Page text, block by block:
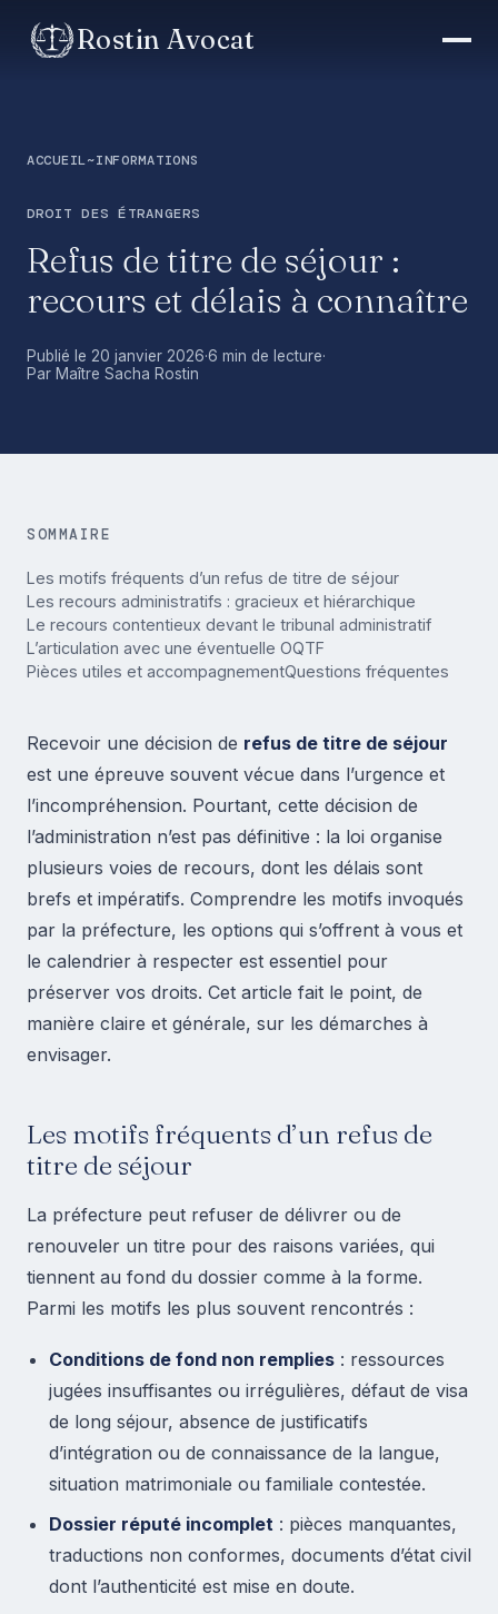
Rostin Avocat
ACCUEIL~INFORMATIONS
DROIT DES ÉTRANGERS
Refus de titre de séjour :
recours et délais à connaître
Publié le 20 janvier 2026·6 min de lecture·
Par Maître Sacha Rostin
SOMMAIRE
Les motifs fréquents d’un refus de titre de séjour
Les recours administratifs : gracieux et hiérarchique
Le recours contentieux devant le tribunal administratif
L’articulation avec une éventuelle OQTF
Pièces utiles et accompagnementQuestions fréquentes
Recevoir une décision de refus de titre de séjour
est une épreuve souvent vécue dans l’urgence et
l’incompréhension. Pourtant, cette décision de
l’administration n’est pas définitive : la loi organise
plusieurs voies de recours, dont les délais sont
brefs et impératifs. Comprendre les motifs invoqués
par la préfecture, les options qui s’offrent à vous et
le calendrier à respecter est essentiel pour
préserver vos droits. Cet article fait le point, de
manière claire et générale, sur les démarches à
envisager.
Les motifs fréquents d’un refus de
titre de séjour
La préfecture peut refuser de délivrer ou de
renouveler un titre pour des raisons variées, qui
tiennent au fond du dossier comme à la forme.
Parmi les motifs les plus souvent rencontrés :
Conditions de fond non remplies : ressources
jugées insuffisantes ou irrégulières, défaut de visa
de long séjour, absence de justificatifs
d’intégration ou de connaissance de la langue,
situation matrimoniale ou familiale contestée.
Dossier réputé incomplet : pièces manquantes,
traductions non conformes, documents d’état civil
dont l’authenticité est mise en doute.